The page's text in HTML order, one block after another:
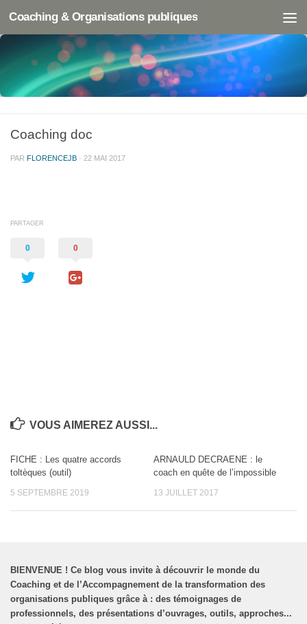
Coaching & Organisations publiques
Coaching doc
PAR FLORENCEJB · 22 MAI 2017
PARTAGER
0 0
VOUS AIMEREZ AUSSI...
FICHE : Les quatre accords
toltèques (outil)
5 SEPTEMBRE 2019
ARNAULD DECRAENE : le
coach en quête de l’impossible
13 JUILLET 2017
BIENVENUE ! Ce blog vous invite à découvrir le monde du
Coaching et de l’Accompagnement de la transformation des
organisations publiques grâce à : des témoignages de
professionnels, des présentations d’ouvrages, outils, approches...